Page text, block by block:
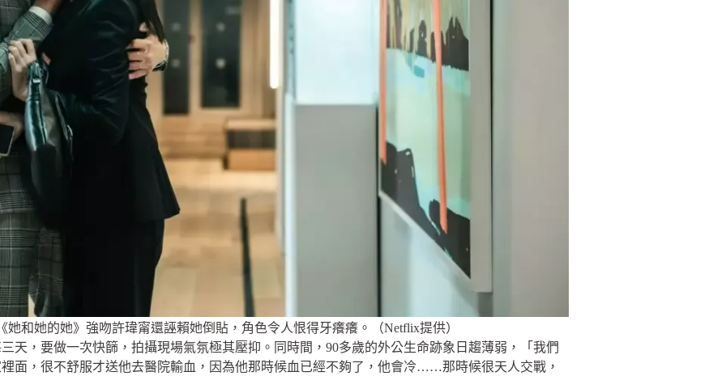
她和她的她》強吻許瑋甯還誣賴她倒貼，角色令人恨得牙癢癢。（Netflix提供）
天，要做一次快篩，拍攝現場氣氛極其壓抑。同時間，90多歲的外公生命跡象日趨薄弱，「我們
面，很不舒服才送他去醫院輸血，因為他那時候血已經不夠了，他會冷……那時候很天人交戰，